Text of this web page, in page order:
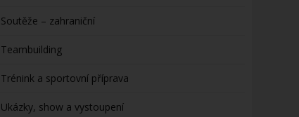
Soutěže – zahraniční
Teambuilding
Trénink a sportovní příprava
Ukázky, show a vystoupení